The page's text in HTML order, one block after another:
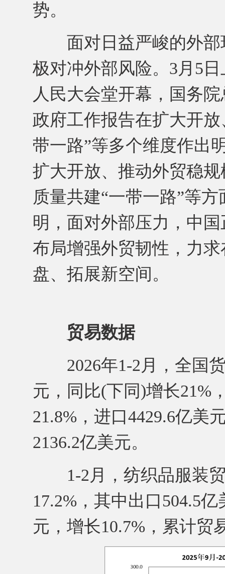
势。
面对日益严峻的外部
极对冲外部风险。3月5
人民大会堂开幕，国务
政府工作报告在扩大开
带一路”等多个维度作出
扩大开放、推动外贸稳
质量共建“一带一路”等
明，面对外部压力，中
布局增强外贸韧性，力
盘、拓展新空间。
贸易数据
2026年1-2月，全国货
元，同比(下同)增长21%
21.8%，进口4429.6亿美
2136.2亿美元。
1-2月，纺织品服装贸
17.2%，其中出口504.5
元，增长10.7%，累计贸